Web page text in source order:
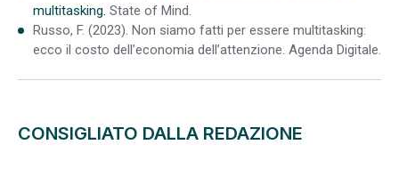
multitasking. State of Mind.
Russo, F. (2023). Non siamo fatti per essere multitasking:
ecco il costo dell’economia dell’attenzione. Agenda Digitale.
CONSIGLIATO DALLA REDAZIONE